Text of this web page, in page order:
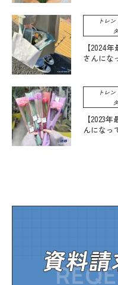
トレ
【2024
さんにな
トレ
【2023
んになっ